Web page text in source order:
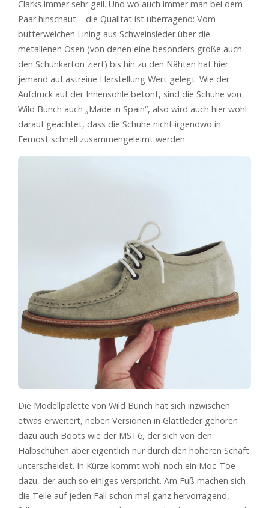
Clarks immer sehr geil. Und wo auch immer man bei dem
Paar hinschaut – die Qualität ist überragend: Vom
butterweichen Lining aus Schweinsleder über die
metallenen Ösen (von denen eine besonders große auch
den Schuhkarton ziert) bis hin zu den Nähten hat hier
jemand auf astreine Herstellung Wert gelegt. Wie der
Aufdruck auf der Innensohle betont, sind die Schuhe von
Wild Bunch auch „Made in Spain“, also wird auch hier wohl
darauf geachtet, dass die Schuhe nicht irgendwo in
Fernost schnell zusammengeleimt werden.
Die Modellpalette von Wild Bunch hat sich inzwischen
etwas erweitert, neben Versionen in Glattleder gehören
dazu auch Boots wie der MST6, der sich von den
Halbschuhen aber eigentlich nur durch den höheren Schaft
unterscheidet. In Kürze kommt wohl noch ein Moc-Toe
dazu, der auch so einiges verspricht. Am Fuß machen sich
die Teile auf jeden Fall schon mal ganz hervorragend,